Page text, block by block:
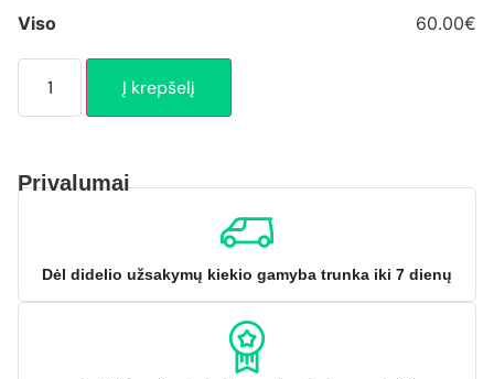
Viso 60.00€
Į krepšelį
Privalumai
Dėl didelio užsakymų kiekio gamyba trunka iki 7 dienų